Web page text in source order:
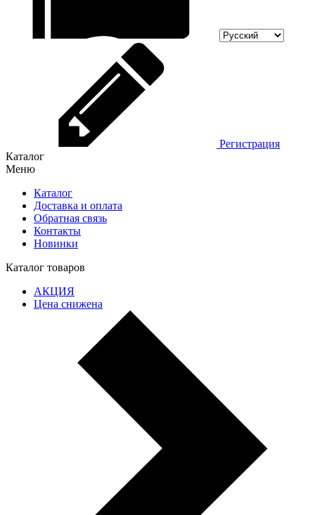
Регистрация
Каталог
Меню
Каталог
Доставка и оплата
Обратная связь
Контакты
Новинки
Каталог товаров
АКЦИЯ
Цена снижена